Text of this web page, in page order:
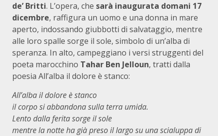
de’ Britti. L’opera, che sarà inaugurata domani 17
dicembre, raffigura un uomo e una donna in mare
aperto, indossando giubbotti di salvataggio, mentre
alle loro spalle sorge il sole, simbolo di un’alba di
speranza. In alto, campeggiano i versi struggenti del
poeta marocchino Tahar Ben Jelloun, tratti dalla
poesia All’alba il dolore è stanco:
All’alba il dolore è stanco
il corpo si abbandona sulla terra umida.
Lento dalla ferita sorge il sole
mentre la notte ha già preso il largo su una scialuppa di